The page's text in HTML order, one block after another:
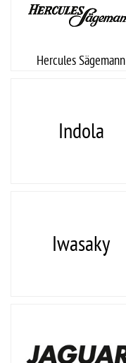
Hercules Sägemann
Indola
Iwasaky